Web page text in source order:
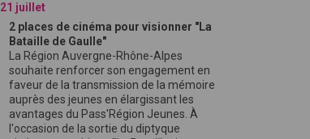
21 juillet
2 places de cinéma pour visionner "La
Bataille de Gaulle"
La Région Auvergne-Rhône-Alpes
souhaite renforcer son engagement en
faveur de la transmission de la mémoire
auprès des jeunes en élargissant les
avantages du Pass'Région Jeunes. À
l'occasion de la sortie du diptyque